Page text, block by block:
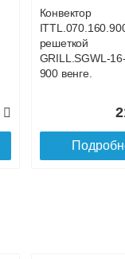
Конвектор
решеткой
GRILL.SGWL-16-
900 венге.